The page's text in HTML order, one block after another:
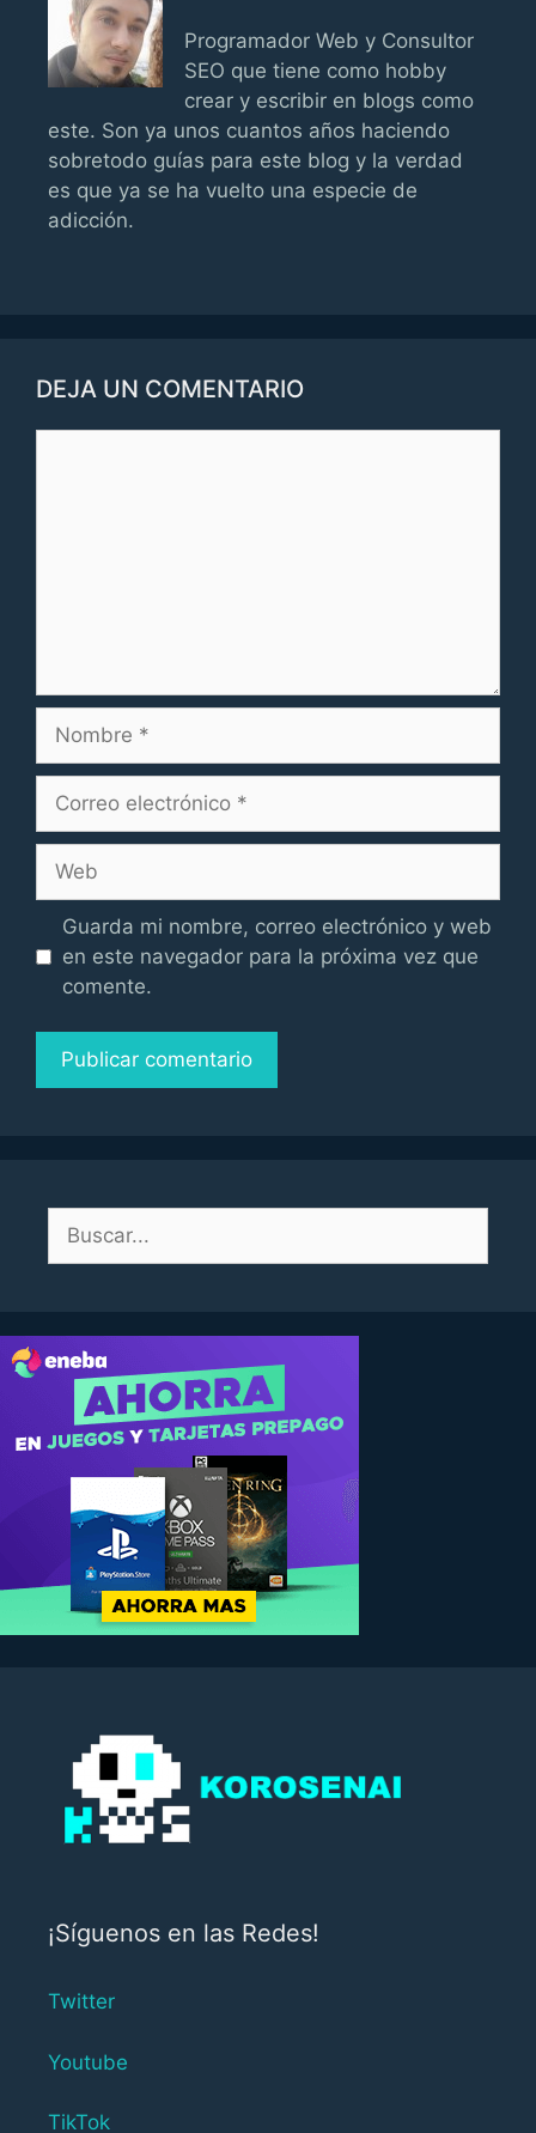
Programador Web y Consultor
SEO que tiene como hobby
crear y escribir en blogs como
este. Son ya unos cuantos años haciendo
sobretodo guías para este blog y la verdad
es que ya se ha vuelto una especie de
adicción.
DEJA UN COMENTARIO
electrónico
Guarda mi nombre, correo electrónico y web
en este navegador para la próxima vez que
comente.
Buscar:
¡Síguenos en las Redes!
Twitter
Youtube
TikTok